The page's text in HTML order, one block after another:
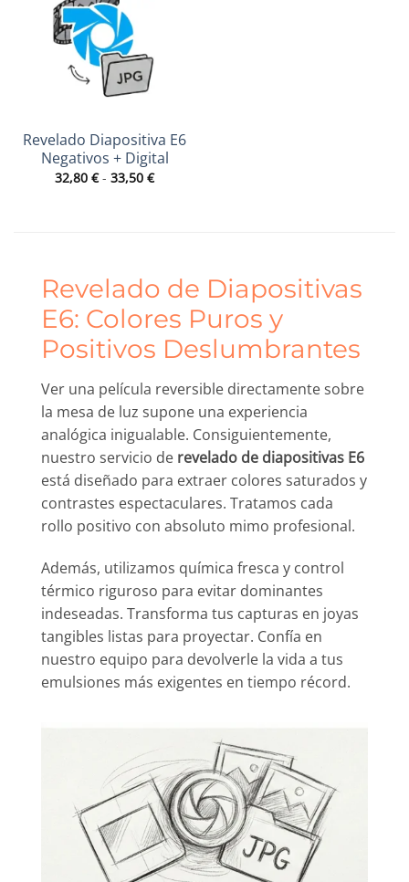
Revelado Diapositiva E6
Negativos + Digital
32,80 € - 33,50 €Rango
de
Revelado de Diapositivas
E6: Colores Puros y
Positivos Deslumbrantes
Ver una película reversible directamente sobre
la mesa de luz supone una experiencia
analógica inigualable. Consiguientemente,
nuestro servicio de revelado de diapositivas E6
está diseñado para extraer colores saturados y
contrastes espectaculares. Tratamos cada
rollo positivo con absoluto mimo profesional.
Además, utilizamos química fresca y control
térmico riguroso para evitar dominantes
indeseadas. Transforma tus capturas en joyas
tangibles listas para proyectar. Confía en
nuestro equipo para devolverle la vida a tus
emulsiones más exigentes en tiempo récord.